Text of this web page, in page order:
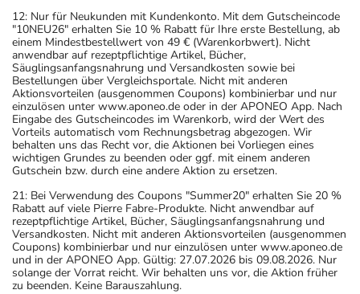
12: Nur für Neukunden mit Kundenkonto. Mit dem Gutscheincode
"10NEU26" erhalten Sie 10 % Rabatt für Ihre erste Bestellung, ab
einem Mindestbestellwert von 49 € (Warenkorbwert). Nicht
anwendbar auf rezeptpflichtige Artikel, Bücher,
Säuglingsanfangsnahrung und Versandkosten sowie bei
Bestellungen über Vergleichsportale. Nicht mit anderen
Aktionsvorteilen (ausgenommen Coupons) kombinierbar und nur
einzulösen unter www.aponeo.de oder in der APONEO App. Nach
Eingabe des Gutscheincodes im Warenkorb, wird der Wert des
Vorteils automatisch vom Rechnungsbetrag abgezogen. Wir
behalten uns das Recht vor, die Aktionen bei Vorliegen eines
wichtigen Grundes zu beenden oder ggf. mit einem anderen
Gutschein bzw. durch eine andere Aktion zu ersetzen.
21: Bei Verwendung des Coupons "Summer20" erhalten Sie 20 %
Rabatt auf viele Pierre Fabre-Produkte. Nicht anwendbar auf
rezeptpflichtige Artikel, Bücher, Säuglingsanfangsnahrung und
Versandkosten. Nicht mit anderen Aktionsvorteilen (ausgenommen
Coupons) kombinierbar und nur einzulösen unter www.aponeo.de
und in der APONEO App. Gültig: 27.07.2026 bis 09.08.2026. Nur
solange der Vorrat reicht. Wir behalten uns vor, die Aktion früher
zu beenden. Keine Barauszahlung.